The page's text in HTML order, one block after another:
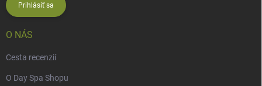
Prihlásiť sa
O NÁS
Cesta recenzií
O Day Spa Shopu